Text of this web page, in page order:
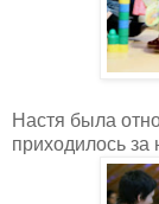
Настя была
приходилось за